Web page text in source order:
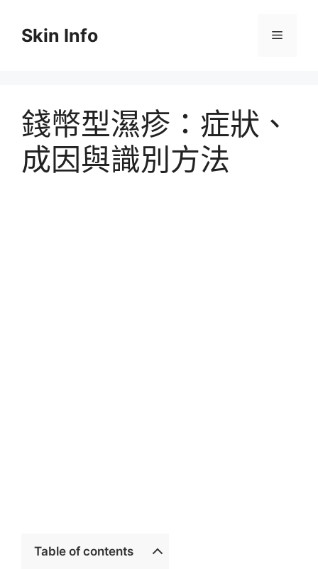
Skin Info 選
錢幣型濕疹：症狀、
成因與識別方法
Table of contents